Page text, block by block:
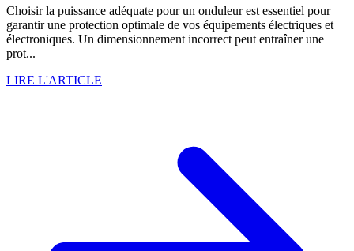
Choisir la puissance adéquate pour un onduleur est essentiel pour
garantir une protection optimale de vos équipements électriques et
électroniques. Un dimensionnement incorrect peut entraîner une
prot...
LIRE L'ARTICLE